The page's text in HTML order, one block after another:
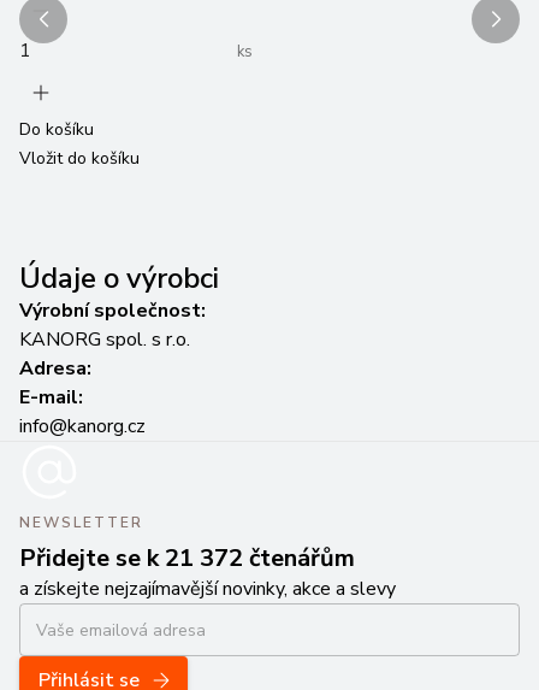
ks
Do košíku
Vložit do košíku
Údaje o výrobci
Výrobní společnost:
KANORG spol. s r.o.
Adresa:
E-mail:
info@kanorg.cz
NEWSLETTER
Přidejte se k 21 372 čtenářům
a získejte nejzajímavější novinky, akce a slevy
Přihlásit se